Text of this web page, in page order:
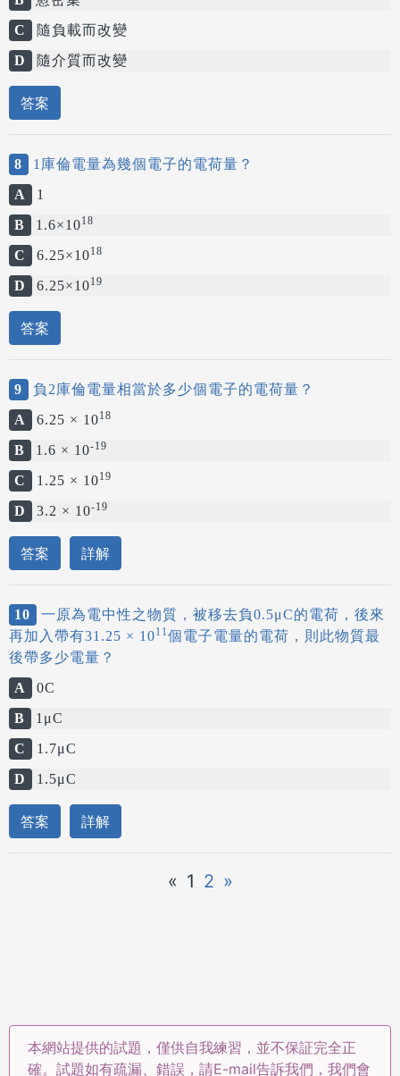
C
隨負載而改變
D
隨介質而改變
答案
8
1庫倫電量為幾個電子的電荷量？
A
1
B
1.6×1018
C 6.25×1018
D 6.25×1019
答案
9
負2庫倫電量相當於多少個電子的電荷量？
A
6.25 × 1018
B 1.6 × 10-19
C 1.25 × 1019
D 3.2 × 10-19
答案 詳解
10
一原為電中性之物質，被移去負0.5μC的電荷，後來
再加入帶有31.25 × 1011個電子電量的電荷，則此物質最
後帶多少電量？
A
0C
B
1μC
C
1.7μC
D
1.5μC
答案 詳解
« 1 2 »
本網站提供的試題，僅供自我練習，並不保証完全正
確。試題如有疏漏、錯誤，請E-mail告訴我們，我們會